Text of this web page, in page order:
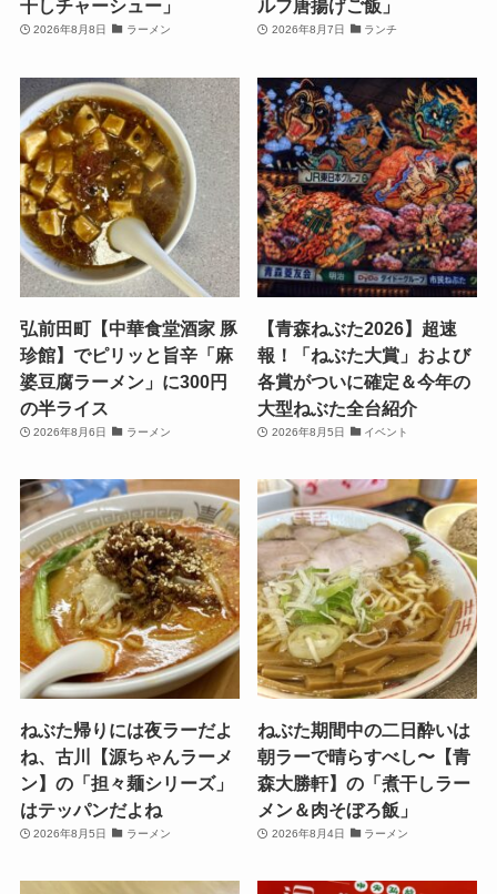
干しチャーシュー」
2026年8月8日 ラーメン
ルフ唐揚げご飯」
2026年8月7日 ランチ
弘前田町【中華食堂酒家 豚
珍館】でピリッと旨辛「麻
婆豆腐ラーメン」に300円
の半ライス
2026年8月6日 ラーメン
【青森ねぶた2026】超速
報！「ねぶた大賞」および
各賞がついに確定＆今年の
大型ねぶた全台紹介
2026年8月5日 イベント
ねぶた帰りには夜ラーだよ
ね、古川【源ちゃんラーメ
ン】の「担々麺シリーズ」
はテッパンだよね
2026年8月5日 ラーメン
ねぶた期間中の二日酔いは
朝ラーで晴らすべし〜【青
森大勝軒】の「煮干しラー
メン＆肉そぼろ飯」
2026年8月4日 ラーメン